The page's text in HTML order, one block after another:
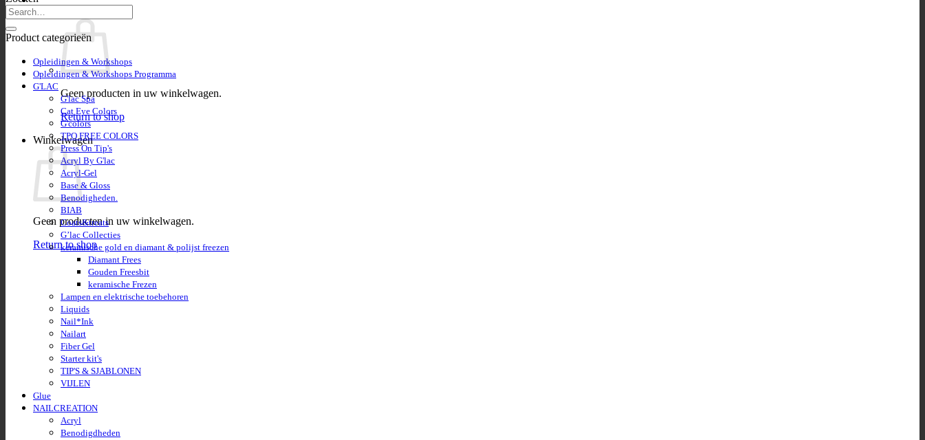
Winkelwagen
Geen producten in uw winkelwagen.
Return to shop
Winkelwagen
Geen producten in uw winkelwagen.
Return to shop
Product categorieën
Opleidingen & Workshops
Opleidingen & Workshops Programma
G'LAC
G'lac Spa
Cat Eye Colors
G'colors
TPO FREE COLORS
Press On Tip's
Acryl By G'lac
Acryl-Gel
Base & Gloss
Benodigheden.
BIAB
Coats&treats
G’lac Collecties
keramische gold en diamant & polijst freezen
Diamant Frees
Gouden Freesbit
keramische Frezen
Lampen en elektrische toebehoren
Liquids
Nail*Ink
Nailart
Fiber Gel
Starter kit's
TIP'S & SJABLONEN
VIJLEN
Glue
NAILCREATION
Acryl
Benodigdheden